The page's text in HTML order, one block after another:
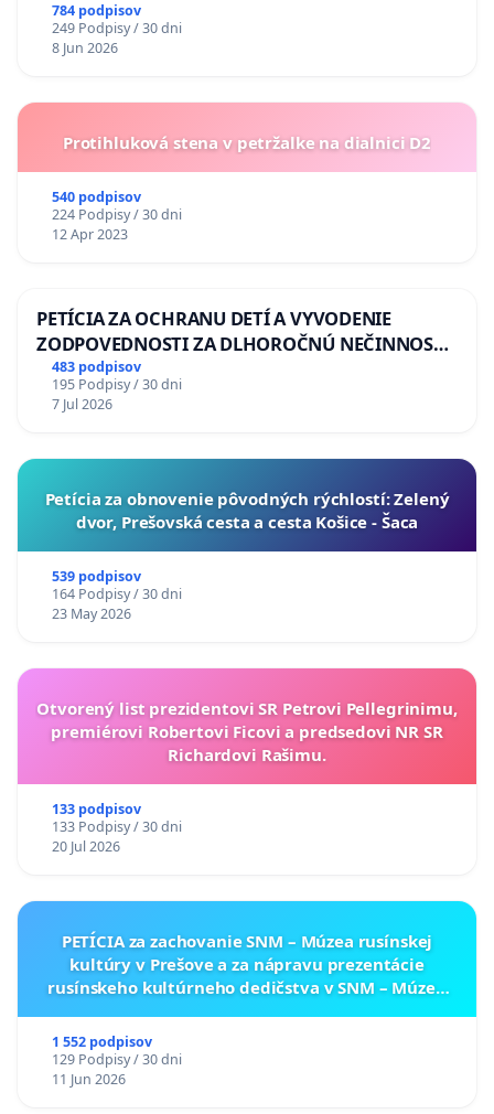
784 podpisov
249 Podpisy / 30 dni
8 Jun 2026
Protihluková stena v petržalke na dialnici D2
540 podpisov
224 Podpisy / 30 dni
12 Apr 2023
PETÍCIA ZA OCHRANU DETÍ A VYVODENIE
ZODPOVEDNOSTI ZA DLHOROČNÚ NEČINNOSŤ
A ZLYHANIE ŠTÁTU
483 podpisov
195 Podpisy / 30 dni
7 Jul 2026
​Petícia za obnovenie pôvodných rýchlostí: Zelený
dvor, Prešovská cesta a cesta Košice - Šaca
539 podpisov
164 Podpisy / 30 dni
23 May 2026
Otvorený list prezidentovi SR Petrovi Pellegrinimu,
premiérovi Robertovi Ficovi a predsedovi NR SR
Richardovi Rašimu.
133 podpisov
133 Podpisy / 30 dni
20 Jul 2026
PETÍCIA za zachovanie SNM – Múzea rusínskej
kultúry v Prešove a za nápravu prezentácie
rusínskeho kultúrneho dedičstva v SNM – Múzeu
1 552 podpisov
129 Podpisy / 30 dni
11 Jun 2026